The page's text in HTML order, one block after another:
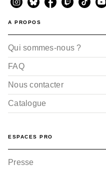
A PROPOS
Qui sommes-nous ?
FAQ
Nous contacter
Catalogue
ESPACES PRO
Presse